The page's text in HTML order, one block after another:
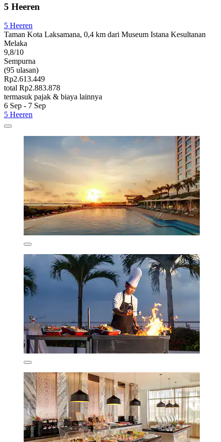
5 Heeren
5 Heeren
Taman Kota Laksamana, 0,4 km dari Museum Istana Kesultanan
Melaka
9,8/10
Sempurna
(95 ulasan)
Rp2.613.449
total Rp2.883.878
termasuk pajak & biaya lainnya
6 Sep - 7 Sep
5 Heeren